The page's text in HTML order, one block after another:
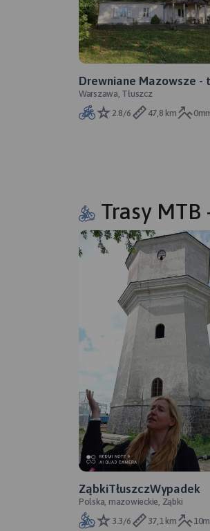
Drewniane Mazowsze -
rowerowa nr 40
Warszawa, Tłuszcz
2.8/6
47,8 km
Trasy MTB
ZąbkiTłuszczWypadek
Polska, mazowieckie, Ząbki
3.3/6
37,1 km 10m